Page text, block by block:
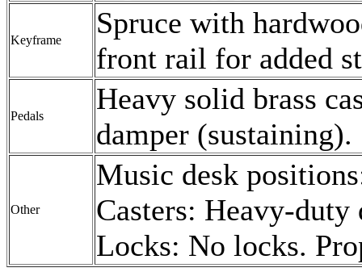
Keyframe
Spruce with
front rail for added
Pedals
Heavy solid brass
damper (sustaining).
Other
Music desk
Casters: Heavy-duty
Locks: No locks.